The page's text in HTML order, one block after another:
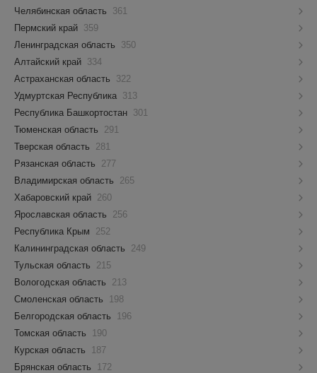
Челябинская область
361
Пермский край 359
Ленинградская область
350
Алтайский край 334
Астраханская область
322
Удмуртская Республика 313
Республика Башкортостан 301
Тюменская область
291
Тверская область
281
Рязанская область
277
Владимирская область
265
Хабаровский край 260
Ярославская область
256
Республика Крым
252
Калининградская область
249
Тульская область
215
Вологодская область
213
Смоленская область
198
Белгородская область
196
Томская область
190
Курская область
187
Брянская область
172